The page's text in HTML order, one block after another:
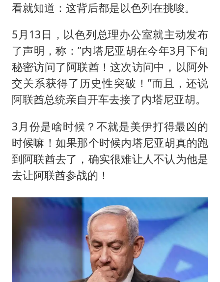
看就知道：这背后都是以色列在挑唆。
5月13日，以色列总理办公室就主动发布
了声明，称：”内塔尼亚胡在今年3月下旬
秘密访问了阿联酋！这次访问中，以阿外
交关系获得了历史性突破！”而且，还说
阿联酋总统亲自开车去接了内塔尼亚胡。
3月份是啥时候？不就是美伊打得最凶的
时候嘛！如果那个时候内塔尼亚胡真的跑
到阿联酋去了，确实很难让人不认为他是
去让阿联酋参战的！